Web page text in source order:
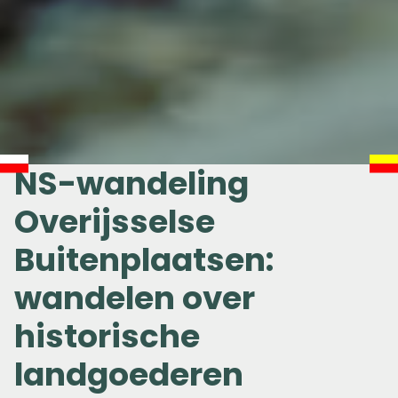
NS-wandeling
Overijsselse
Buitenplaatsen:
wandelen over
historische
landgoederen